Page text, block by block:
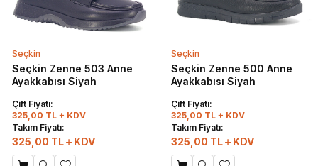
Seçkin
Seçkin Zenne 503 Anne
Ayakkabısı Siyah
Çift Fiyatı:
325,00 TL + KDV
Takım Fiyatı:
325,00 TL KDV
Seçkin
Seçkin Zenne 500 Anne
Ayakkabısı Siyah
Çift Fiyatı:
325,00 TL + KDV
Takım Fiyatı:
325,00 TL KDV